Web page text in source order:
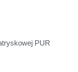
PUR